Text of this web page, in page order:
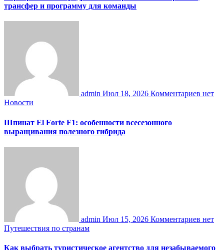
трансфер и программу для команды
admin Июл 18, 2026 Комментариев нет
Новости
Шпинат El Forte F1: особенности всесезонного
выращивания полезного гибрида
admin Июл 15, 2026 Комментариев нет
Путешествия по странам
Как выбрать туристическое агентство для незабываемого